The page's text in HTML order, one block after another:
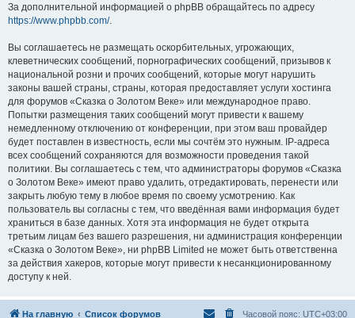
За дополнительной информацией о phpBB обращайтесь по адресу
https://www.phpbb.com/.
Вы соглашаетесь не размещать оскорбительных, угрожающих,
клеветнических сообщений, порнографических сообщений, призывов к
национальной розни и прочих сообщений, которые могут нарушить
законы вашей страны, страны, которая предоставляет услуги хостинга
для форумов «Сказка о Золотом Веке» или международное право.
Попытки размещения таких сообщений могут привести к вашему
немедленному отключению от конференции, при этом ваш провайдер
будет поставлен в известность, если мы сочтём это нужным. IP-адреса
всех сообщений сохраняются для возможности проведения такой
политики. Вы соглашаетесь с тем, что администраторы форумов «Сказка
о Золотом Веке» имеют право удалить, отредактировать, перенести или
закрыть любую тему в любое время по своему усмотрению. Как
пользователь вы согласны с тем, что введённая вами информация будет
храниться в базе данных. Хотя эта информация не будет открыта
третьим лицам без вашего разрешения, ни администрация конференции
«Сказка о Золотом Веке», ни phpBB Limited не может быть ответственна
за действия хакеров, которые могут привести к несанкционированному
доступу к ней.
На главную Список форумов Часовой пояс: UTC+03:00